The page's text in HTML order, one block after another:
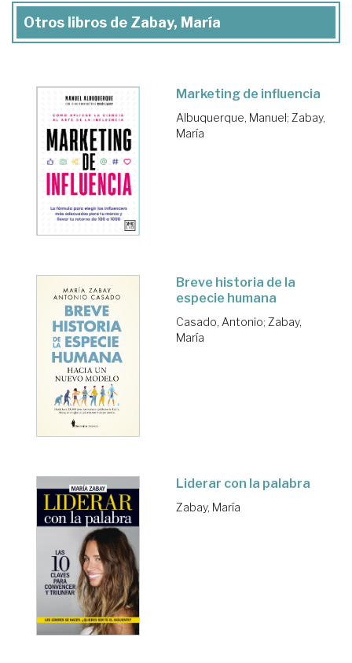
Otros libros de Zabay, María
Marketing de influencia
Albuquerque, Manuel; Zabay,
María
Breve historia de la
especie humana
Casado, Antonio; Zabay,
María
Liderar con la palabra
Zabay, María